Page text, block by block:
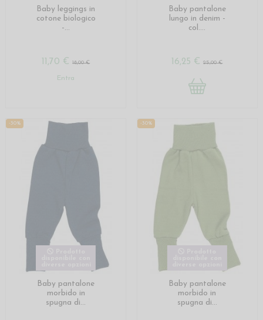
Baby leggings in
cotone biologico
-...
11,70 €18,00 €
Entra
Baby pantalone
lungo in denim -
col....
16,25 €25,00 €
-30%
Baby pantalone
morbido in
spugna di...
-30%
Baby pantalone
morbido in
spugna di...